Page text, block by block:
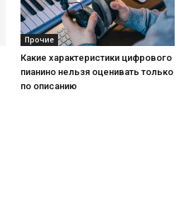
Прочие
Какие характеристики цифрового
пианино нельзя оценивать только
по описанию